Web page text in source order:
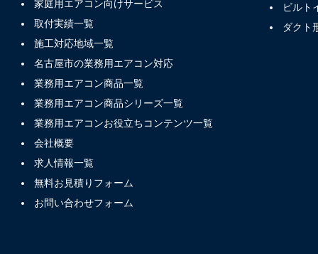
家庭用エアコン向けサービス
取付実績一覧
施工対応地域一覧
名古屋市の業務用エアコン対応
業務用エアコン商品一覧
業務用エアコン商品シリーズ一覧
業務用エアコンお役立ちコンテンツ一覧
会社概要
求人情報一覧
無料お見積りフォーム
お問い合わせフォーム
ビルト
ダクト